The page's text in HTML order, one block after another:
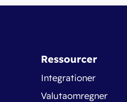
Ressourcer
Integrationer
Valutaomregner